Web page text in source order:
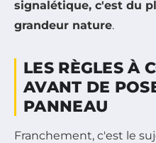
signalétique, c'est du
grandeur nature.
LES RÈGLES À
AVANT DE
PANNEAU
Franchement, c'est le